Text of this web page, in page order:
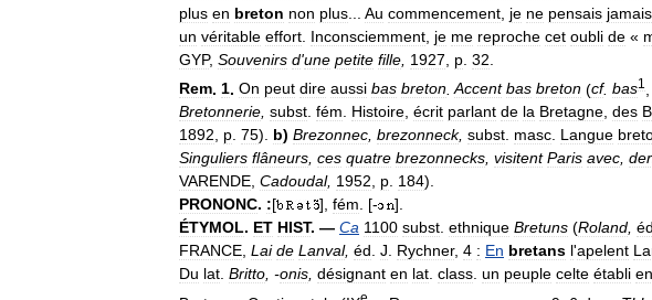
plus en breton non plus Au commencement je ne pensais jamais
un véritable effort Inconsciemment je me reproche cet oubli de «
GYP, Souvenirs d'une petite fille 1927 p 32
Rem. 1. On peut dire aussi bas breton .Accent bas breton (cf. bas1
Bretonnerie, subst. fém. Histoire, écrit parlant de la Bretagne, des
1892, p. 75). b) Brezonnec, brezonneck, subst. masc. Langue
Singuliers flâneurs, ces quatre brezonnecks, visitent Paris avec,
VARENDE, Cadoudal, 1952, p. 184).
PRONONC. :[ ], fém. [-
].
ÉTYMOL. ET HIST. — Ca 1100 subst. ethnique Bretuns (Roland, éd
FRANCE, Lai de Lanval, éd. J. Rychner, 4 : En bretans l'apelent
Du lat. Britto, -onis, désignant en lat. class. un peuple celte établi en